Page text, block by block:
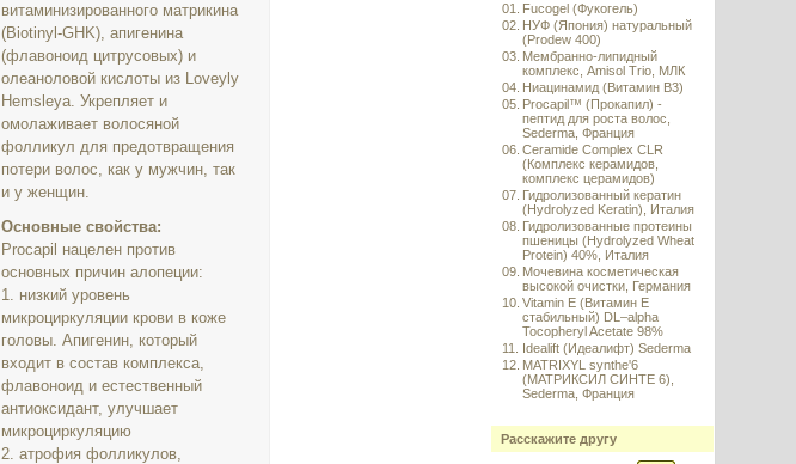
витаминизированного матрикина
(Biotinyl-GHK), апигенина
(флавоноид цитрусовых) и
олеаноловой кислоты из Loveyly
Hemsleya. Укрепляет и
омолаживает волосяной
фолликул для предотвращения
потери волос, как у мужчин, так
и у женщин.
Основные свойства:
Procapil нацелен против
основных причин алопеции:
1. низкий уровень
микроциркуляции крови в коже
головы. Апигенин, который
входит в состав комплекса,
флавоноид и естественный
антиоксидант, улучшает
микроциркуляцию
2. атрофия фолликулов,
01.
Fucogel (Фукогель)
02. НУФ (Япония) натуральный
(Prodew 400)
03. Мембранно-липидный
комплекс, Amisol Trio, МЛК
04. Ниацинамид (Витамин B3)
05. Procapil™ (Прокапил) -
пептид для роста волос,
Sederma, Франция
06. Ceramide Complex CLR
(Комплекс керамидов,
комплекс церамидов)
07. Гидролизованный кератин
(Hydrolyzed Keratin), Италия
08. Гидролизованные протеины
пшеницы (Hydrolyzed Wheat
Protein) 40%, Италия
09. Мочевина косметическая
высокой очистки, Германия
10. Vitamin E (Витамин E
стабильный) DL–alpha
Tocopheryl Acetate 98%
11.
Idealift (Идеалифт) Sederma
12. MATRIXYL synthe'6
(МАТРИКСИЛ СИНТЕ 6),
Sederma, Франция
Расскажите другу